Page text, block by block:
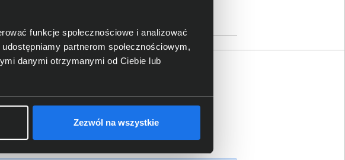
funkcje społecznościowe i analizować
partnerom społecznościowym,
danymi otrzymanymi od Ciebie lub
Zezwól na wszystkie